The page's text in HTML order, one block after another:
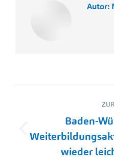
Autor:
Baden-
wieder